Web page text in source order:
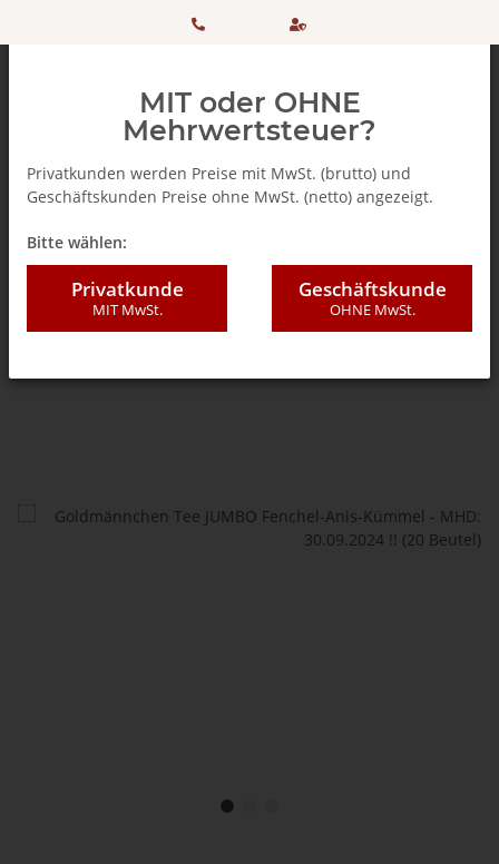
+ 49
506 98
einkaufen
SSL
MIT oder OHNE
Mehrwertsteuer?
Privatkunden werden Preise mit MwSt. (brutto) und
Geschäftskunden Preise ohne MwSt. (netto) angezeigt.
Bitte wählen:
Privatkunde
MIT MwSt.
Geschäftskunde
OHNE MwSt.